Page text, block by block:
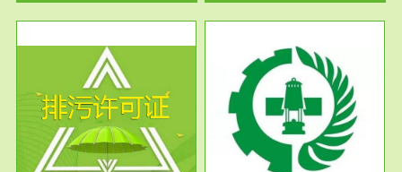
服务范围
应急预案
根据《中华人民共和国环境保护